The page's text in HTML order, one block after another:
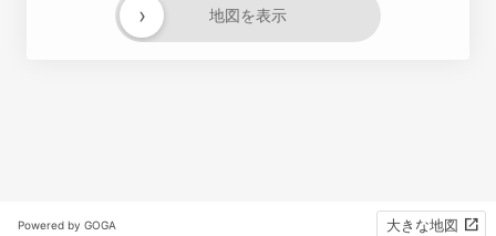
地図を表示
›
Powered by GOGA 大きな地図